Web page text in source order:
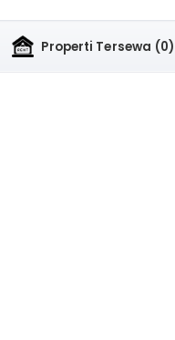
Properti Tersewa (0)